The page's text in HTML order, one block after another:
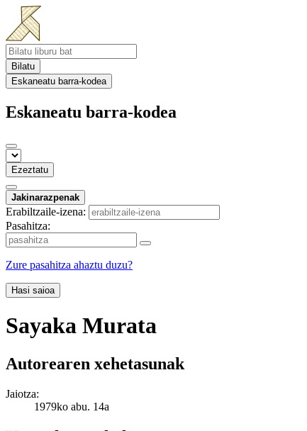
Bilatu
Eskaneatu barra-kodea
Eskaneatu barra-kodea
Ezeztatu
Jakinarazpenak
Erabiltzaile-izena:
Pasahitza:
Zure pasahitza ahaztu duzu?
Hasi saioa
Sayaka Murata
Autorearen xehetasunak
Jaiotza:
1979ko abu. 14a